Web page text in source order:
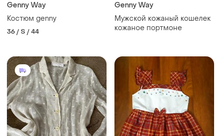
Genny Way
Костюм genny
36 / S / 44
Genny Way
Мужской кожаный кошелек
кожаное портмоне